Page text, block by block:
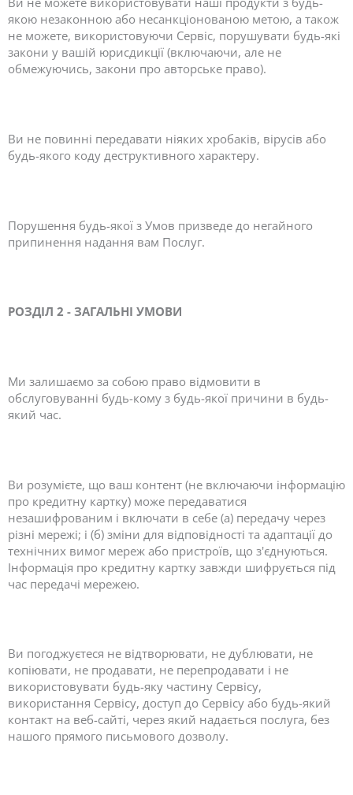
якою незаконною або несанкціонованою метою, а також
не можете, використовуючи Сервіс, порушувати будь-які
закони у вашій юрисдикції (включаючи, але не
обмежуючись, закони про авторське право).
Ви не повинні передавати ніяких хробаків, вірусів або
будь-якого коду деструктивного характеру.
Порушення будь-якої з Умов призведе до негайного
припинення надання вам Послуг.
РОЗДІЛ 2 - ЗАГАЛЬНІ УМОВИ
Ми залишаємо за собою право відмовити в
обслуговуванні будь-кому з будь-якої причини в будь-
який час.
Ви розумієте, що ваш контент (не включаючи інформацію
про кредитну картку) може передаватися
незашифрованим і включати в себе (а) передачу через
різні мережі; і (б) зміни для відповідності та адаптації до
технічних вимог мереж або пристроїв, що з'єднуються.
Інформація про кредитну картку завжди шифрується під
час передачі мережею.
Ви погоджуєтеся не відтворювати, не дублювати, не
копіювати, не продавати, не перепродавати і не
використовувати будь-яку частину Сервісу,
використання Сервісу, доступ до Сервісу або будь-який
контакт на веб-сайті, через який надається послуга, без
нашого прямого письмового дозволу.